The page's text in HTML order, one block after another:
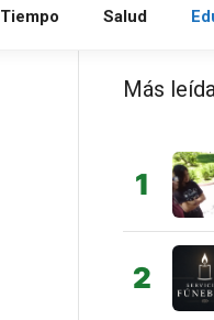
Tiempo Salud
Más
1
2